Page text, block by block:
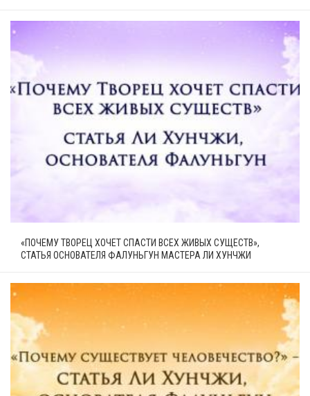
«ПОЧЕМУ ТВОРЕЦ ХОЧЕТ СПАСТИ ВСЕХ ЖИВЫХ СУЩЕСТВ»,
СТАТЬЯ ОСНОВАТЕЛЯ ФАЛУНЬГУН МАСТЕРА ЛИ ХУНЧЖИ